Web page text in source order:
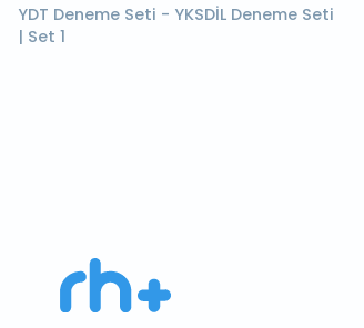
YDT Deneme Seti - YKSDİL Deneme Seti
| Set 1